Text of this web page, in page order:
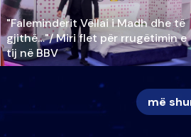
"Faleminderit Vëllai i Madh dhe të
gjithë…"/ Miri flet për rrugëtimin e
tij në BBV
më